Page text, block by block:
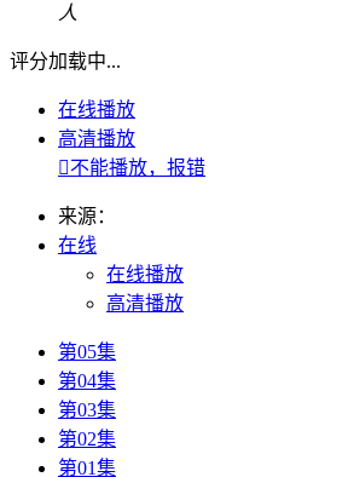
人
评分加载中...
在线播放
高清播放
不能播放，报错
来源：
在线
在线播放
高清播放
第05集
第04集
第03集
第02集
第01集